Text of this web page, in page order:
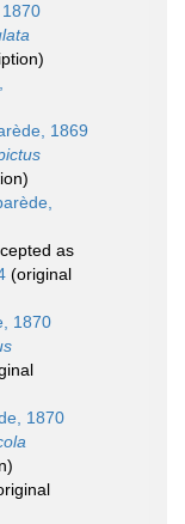
1869
as
(original
1870
1870